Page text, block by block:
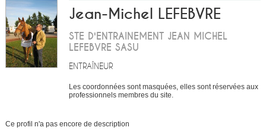
Jean-Michel LEFEBVRE
STE D'ENTRAINEMENT JEAN MICHEL
LEFEBVRE SASU
ENTRAÎNEUR
Les coordonnées sont masquées, elles sont réservées aux
professionnels membres du site.
Ce profil n'a pas encore de description